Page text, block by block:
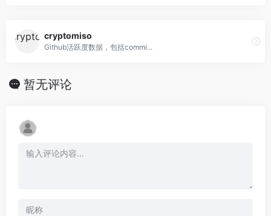
cryptomiso
Github活跃度数据，包括commi...
暂无评论